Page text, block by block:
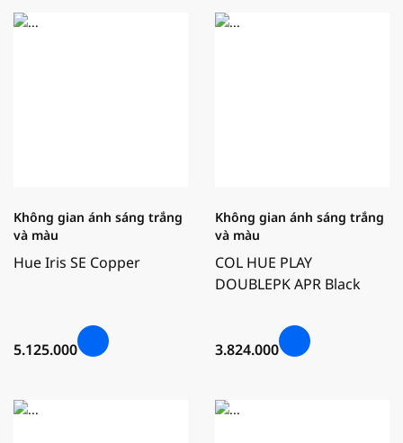
Không gian ánh sáng trắng
và màu
Hue Iris SE Copper
5.125.000
Không gian ánh sáng trắng
và màu
COL HUE PLAY
DOUBLEPK APR Black
3.824.000